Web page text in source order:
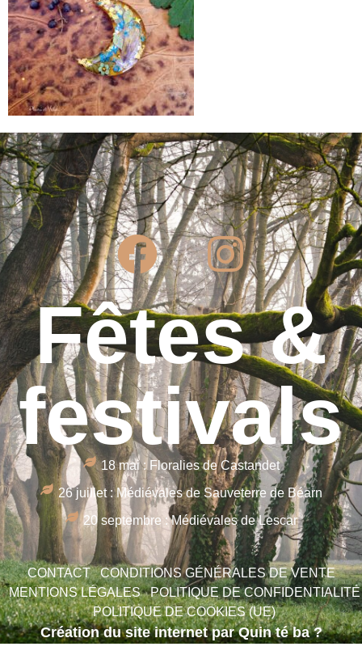
Fêtes &
festivals
18 mai : Floralies de Castandet
26 juillet : Médiévales de Sauveterre de Béarn
20 septembre : Médiévales de Lescar
CONTACT
CONDITIONS GÉNÉRALES DE VENTE
MENTIONS LÉGALES
POLITIQUE DE CONFIDENTIALITÉ
POLITIQUE DE COOKIES (UE)
Création du site internet par Quin té ba ?